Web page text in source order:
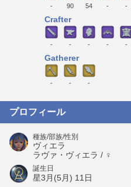
- 90 54 - -
Crafter
- - - - -
Gatherer
- - -
プロフィール
種族/部族/性別
ヴィエラ
ラヴァ・ヴィエラ / ♀
誕生日
星3月(5月) 11日